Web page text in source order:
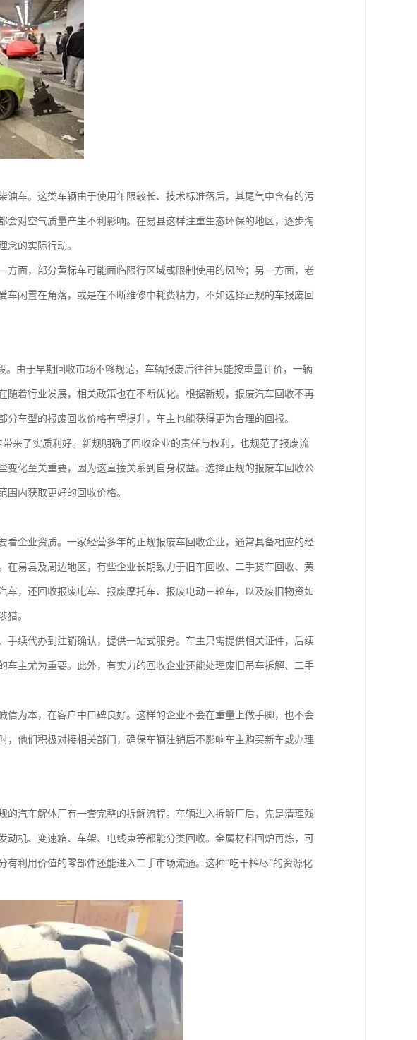
车。这类车辆由于使用年限较长、技术标准落后，其尾气中含有的污
对空气质量产生不利影响。在易县这样注重生态环保的地区，逐步淘
念的实际行动。
面，部分黄标车可能面临限行区域或限制使用的风险；另一方面，老
车闲置在角落，或是在不断维修中耗费精力，不如选择正规的车报废回
由于早期回收市场不够规范，车辆报废后往往只能按重量计价，一辆
着行业发展，相关政策也在不断优化。根据新规，报废汽车回收不再
车型的报废回收价格有望提升，车主也能获得更为合理的回报。
来了实质利好。新规明确了回收企业的责任与权利，也规范了报废流
化至关重要，因为这直接关系到自身权益。选择正规的报废车回收公
内获取更好的回收价格。
企业资质。一家经营多年的正规报废车回收企业，通常具备相应的经
易县及周边地区，有些企业长期致力于旧车回收、二手货车回收、黄
，还回收报废电车、报废摩托车、报废电动三轮车，以及废旧物资如
猎。
续代办到注销确认，提供一站式服务。车主只需提供相关证件，后续
主尤为重要。此外，有实力的回收企业还能处理废旧吊车拆解、二手
为本，在客户中口碑良好。这样的企业不会在重量上做手脚，也不会
他们积极对接相关部门，确保车辆注销后不影响车主购买新车或办理
汽车解体厂有一套完整的拆解流程。车辆进入拆解厂后，先是清理残
机、变速箱、车架、电线束等都能分类回收。金属材料回炉再炼，可
利用价值的零部件还能进入二手市场流通。这种“吃干榨尽”的资源化